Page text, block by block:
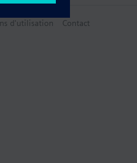
d'utilisation Contact